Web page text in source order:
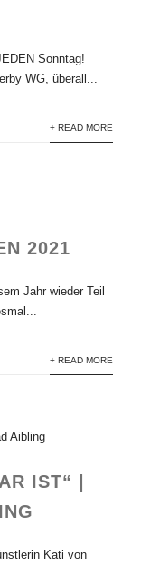
Sonntag!
WG, überall...
+ READ MORE
2021
Jahr wieder Teil
+ READ MORE
IST“ |
Kati von